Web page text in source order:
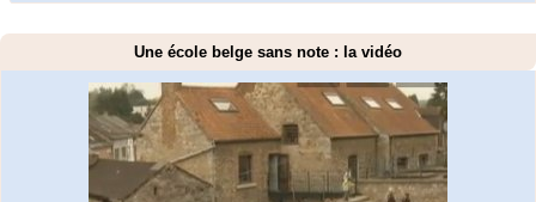
Une école belge sans note : la vidéo